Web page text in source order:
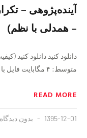
آینده‌پژوهی –
– همدلی با نظم)
متوسط: ۴ مگابایت فايل با کیفیت بالا: ۱۵
READ MORE
1395-12-01 بدون دیدگاه